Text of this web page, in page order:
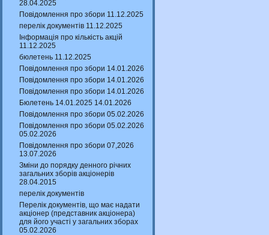
28.04.2025
Повідомлення про збори 11.12.2025
перелік документів 11.12.2025
Інформація про кількість акцій
11.12.2025
бюлетень 11.12.2025
Повідомлення про збори 14.01.2026
Повідомлення про збори 14.01.2026
Повідомлення про збори 14.01.2026
Бюлетень 14.01.2025 14.01.2026
Повідомлення про збори 05.02.2026
Повідомлення про збори 05.02.2026
05.02.2026
Повідомлення про збори 07,2026
13.07.2026
Зміни до порядку денного річних
загальних зборів акціонерів
28.04.2015
перелік документів
Перелік документів, що має надати
акціонер (представник акціонера)
для його участі у загальних зборах
05.02.2026